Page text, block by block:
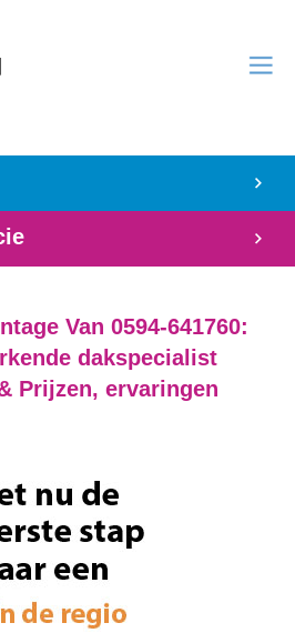
Van 0594-641760:
dakspecialist
Prijzen, ervaringen